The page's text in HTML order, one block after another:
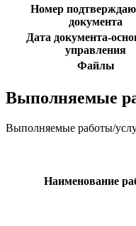
Номер
документа
Дата документа-
управления
Файлы
Выполняемые
Выполняемые работы/
Наименование